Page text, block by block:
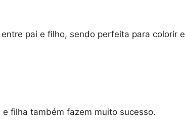
pai e filho, sendo perfeita para colorir e
filha também fazem muito sucesso.